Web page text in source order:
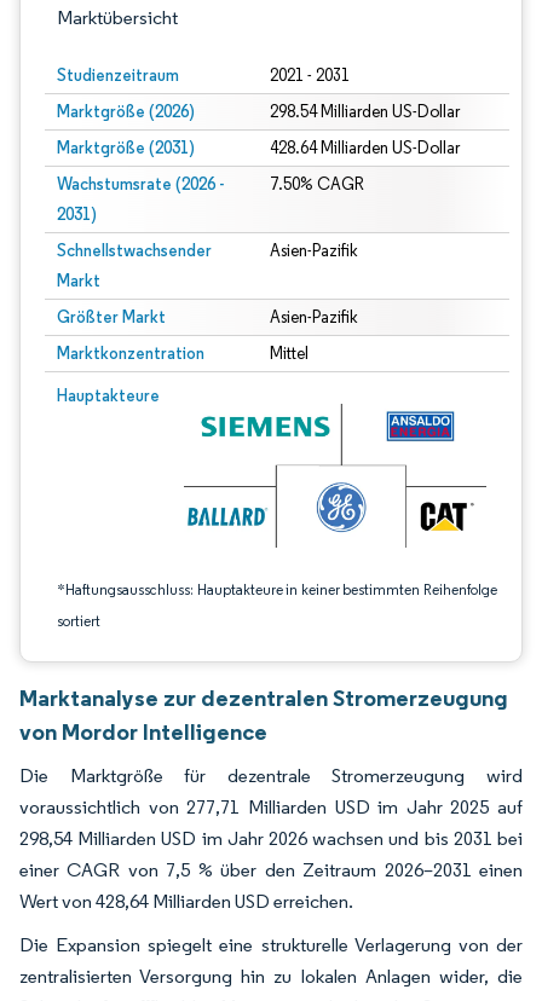
Marktübersicht
Studienzeitraum 2021 - 2031
Marktgröße (2026) 298.54 Milliarden US-Dollar
Marktgröße (2031) 428.64 Milliarden US-Dollar
Wachstumsrate (2026 -
2031)
7.50% CAGR
Schnellstwachsender
Markt
Asien-Pazifik
Größter Markt Asien-Pazifik
Marktkonzentration Mittel
Hauptakteure
*Haftungsausschluss: Hauptakteure in keiner bestimmten Reihenfolge
sortiert
Bild © Mordor Intelligence. Wiederverwendung erfordert Namensnennung
Marktanalyse zur dezentralen Stromerzeugung
von Mordor Intelligence
Die Marktgröße für dezentrale Stromerzeugung wird
voraussichtlich von 277,71 Milliarden USD im Jahr 2025 auf
298,54 Milliarden USD im Jahr 2026 wachsen und bis 2031 bei
einer CAGR von 7,5 % über den Zeitraum 2026–2031 einen
Wert von 428,64 Milliarden USD erreichen.
Die Expansion spiegelt eine strukturelle Verlagerung von der
zentralisierten Versorgung hin zu lokalen Anlagen wider, die